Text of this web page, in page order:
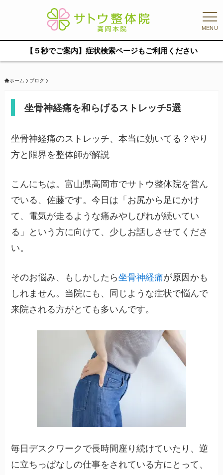
MENU
【５秒でご案内】症状検索ページもご利用ください
ホーム ブログ
坐骨神経痛を和らげるストレッチ5選
坐骨神経痛のストレッチ、本当に効いてる？やり
方と限界を整体師が解説
こんにちは。富山県高岡市でサトウ整体院を営ん
でいる、佐藤です。今日は「お尻から足にかけ
て、電気が走るような痛みやしびれが続いてい
る」という方に向けて、少しお話しさせてくださ
い。
そのお悩み、もしかしたら坐骨神経痛が原因かも
しれません。当院にも、同じような症状で悩んで
来院される方がとても多いんです。
毎日デスクワークで長時間座り続けていたり、逆
に立ちっぱなしの仕事をされている方にとって、